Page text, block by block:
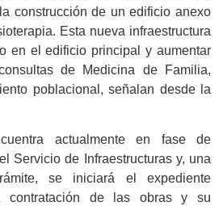
construcción de un edificio anexo
Esta nueva infraestructura
en el edificio principal y aumentar
de Medicina de Familia,
poblacional, señalan desde la
actualmente en fase de
Servicio de Infraestructuras y, una
se iniciará el expediente
contratación de las obras y su